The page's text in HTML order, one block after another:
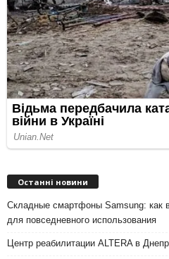
Останні новини
Складные смартфоны Samsung: как
для повседневного использования
Центр реабилитации ALTERA в